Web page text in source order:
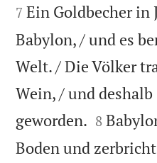
7 Ein Goldbecher in
Babylon, / und es
Welt. / Die Völker
Wein, / und
geworden. 

8
Boden und